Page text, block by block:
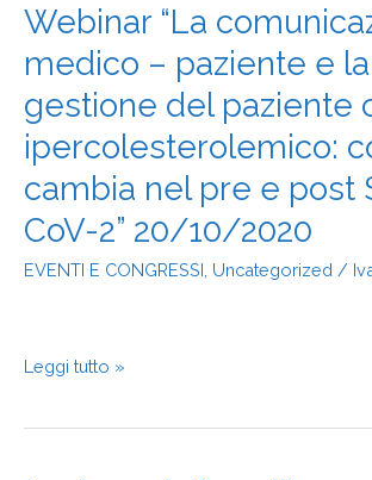
ottobre
2020
Webinar “La
medico – paziente e la
gestione del paziente
ipercolesterolemico:
cambia nel pre e post
CoV-2” 20/10/2020
EVENTI E CONGRESSI Uncategorized /
Webinar
“La
comunicazione
–
paziente
e
la
del
paziente
cambia
Leggi tutto »